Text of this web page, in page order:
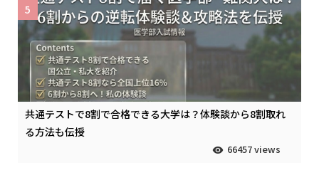
共通テストで8割で合格できる大学は？体験談から8割取れ
る方法も伝授
66457 views
5